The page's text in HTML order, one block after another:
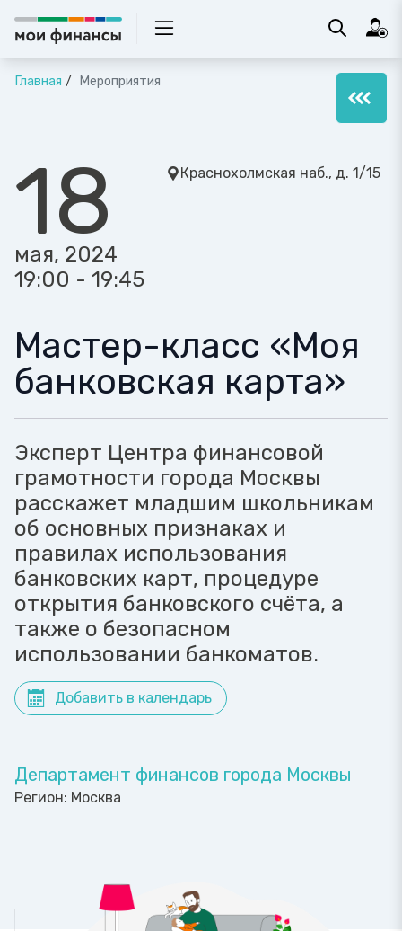
Главная Мероприятия
18
мая, 2024
19:00 - 19:45
Краснохолмская наб., д. 1/15
Мастер-класс «Моя
банковская карта»
Эксперт Центра финансовой
грамотности города Москвы
расскажет младшим школьникам
об основных признаках и
правилах использования
банковских карт, процедуре
открытия банковского счёта, а
также о безопасном
использовании банкоматов.
Добавить в календарь
Департамент финансов города Москвы
Регион: Москва